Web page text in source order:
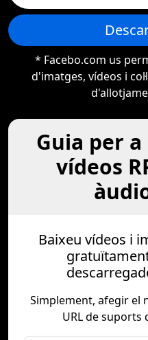
* Facebo.com us
d'imatges, vídeos i
Guia per
vídeos
Baixeu vídeos i
Simplement, afegir el
URL de suports